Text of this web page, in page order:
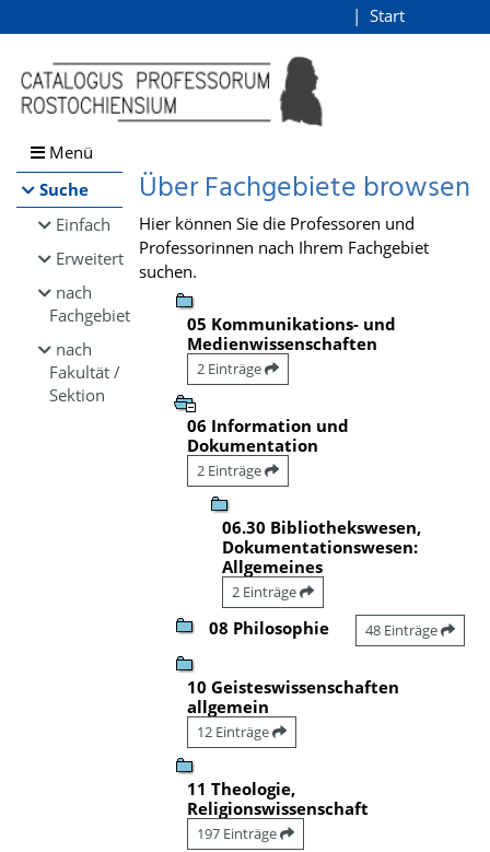
Browsen
direkt zum Inhalt
Start
Menü
Suche
Einfach
Erweitert
nach
Fachgebiet
nach
Fakultät /
Sektion
Über Fachgebiete browsen
Hier können Sie die Professoren und
Professorinnen nach Ihrem Fachgebiet
suchen.
05 Kommunikations- und
Medienwissenschaften
2 Einträge
06 Information und
Dokumentation
2 Einträge
06.30 Bibliothekswesen,
Dokumentationswesen:
Allgemeines
2 Einträge
08 Philosophie 48 Einträge
10 Geisteswissenschaften
allgemein
12 Einträge
11 Theologie,
Religionswissenschaft
197 Einträge